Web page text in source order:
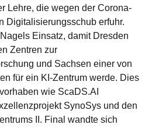
Lehre, die wegen der Corona-
Digitalisierungsschub erfuhr.
Einsatz, damit Dresden
Zentren zur
und Sachsen einer von
für ein KI-Zentrum werde. Dies
wie ScaDS.AI
SynoSys und den
II. Final wandte sich